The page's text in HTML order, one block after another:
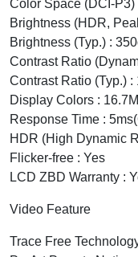
Color Space (DCI-P3)
Brightness (HDR,
Brightness (Typ.) :
Contrast Ratio
Contrast Ratio (Typ.) :
Display Colors : 16.7M
Response Time :
HDR (High Dynamic
Flicker-free : Yes
LCD ZBD Warranty :
Video Feature
Trace Free